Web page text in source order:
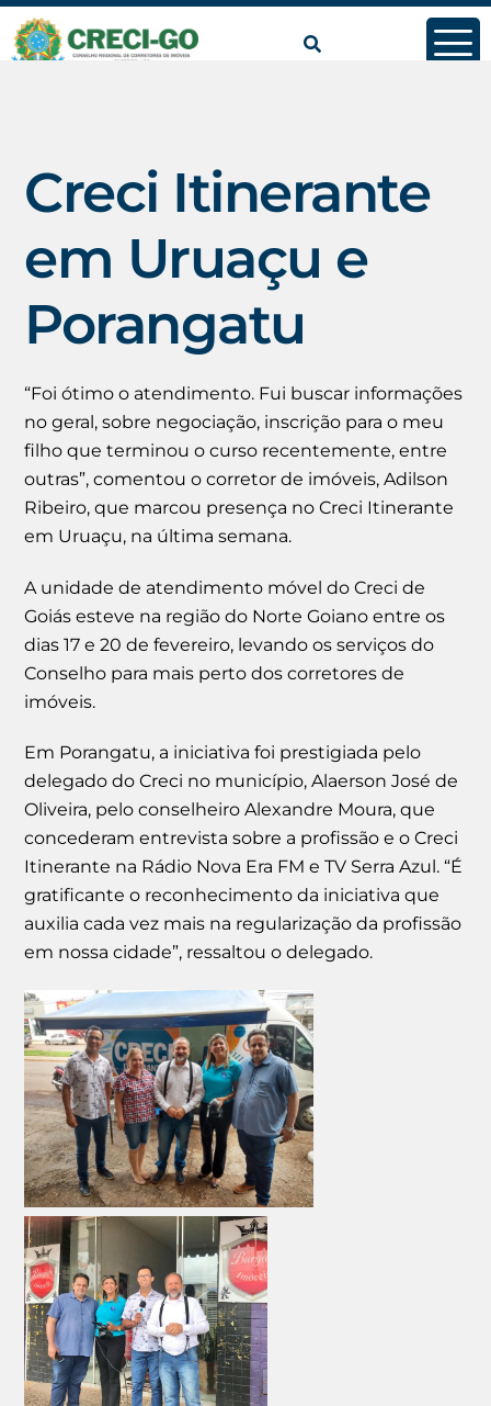
conteúdo
Creci Itinerante
em Uruaçu e
Porangatu
“Foi ótimo o atendimento. Fui buscar informações
no geral, sobre negociação, inscrição para o meu
filho que terminou o curso recentemente, entre
outras”, comentou o corretor de imóveis, Adilson
Ribeiro, que marcou presença no Creci Itinerante
em Uruaçu, na última semana.
A unidade de atendimento móvel do Creci de
Goiás esteve na região do Norte Goiano entre os
dias 17 e 20 de fevereiro, levando os serviços do
Conselho para mais perto dos corretores de
imóveis.
Em Porangatu, a iniciativa foi prestigiada pelo
delegado do Creci no município, Alaerson José de
Oliveira, pelo conselheiro Alexandre Moura, que
concederam entrevista sobre a profissão e o Creci
Itinerante na Rádio Nova Era FM e TV Serra Azul. “É
gratificante o reconhecimento da iniciativa que
auxilia cada vez mais na regularização da profissão
em nossa cidade”, ressaltou o delegado.